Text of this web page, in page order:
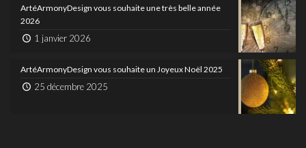
ArtéArmonyDesign vous souhaite une très belle année
2026
1 janvier 2026
ArtéArmonyDesign vous souhaite un Joyeux Noël 2025
25 décembre 2025